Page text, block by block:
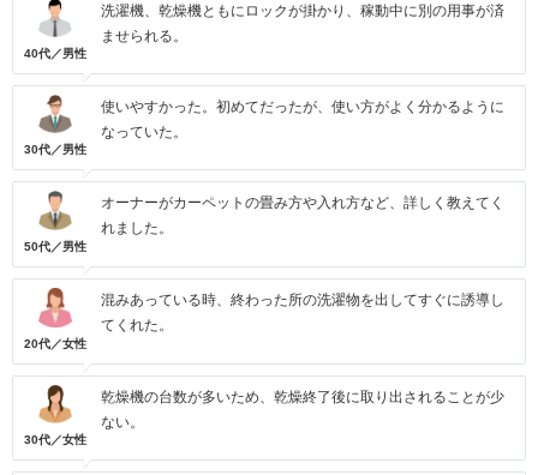
40代／男性
洗濯機、乾燥機ともにロックが掛かり、稼動中に別の用事が済
ませられる。
30代／男性
使いやすかった。初めてだったが、使い方がよく分かるように
なっていた。
50代／男性
オーナーがカーペットの畳み方や入れ方など、詳しく教えてく
れました。
20代／女性
混みあっている時、終わった所の洗濯物を出してすぐに誘導し
てくれた。
30代／女性
乾燥機の台数が多いため、乾燥終了後に取り出されることが少
ない。